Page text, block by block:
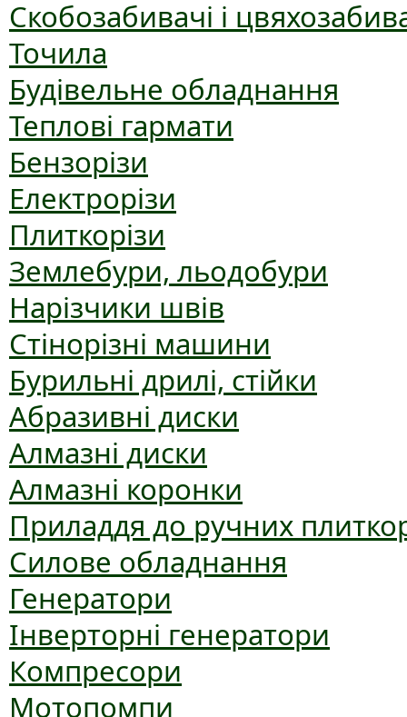
Скобозабивачі і
Точила
Будівельне обладнання
Теплові гармати
Бензорізи
Електрорізи
Плиткорізи
Землебури, льодобури
Нарізчики швів
Стінорізні машини
Бурильні дрилі, стійки
Абразивні диски
Алмазні диски
Алмазні коронки
Приладдя до ручних
Силове обладнання
Генератори
Інверторні генератори
Компресори
Мотопомпи